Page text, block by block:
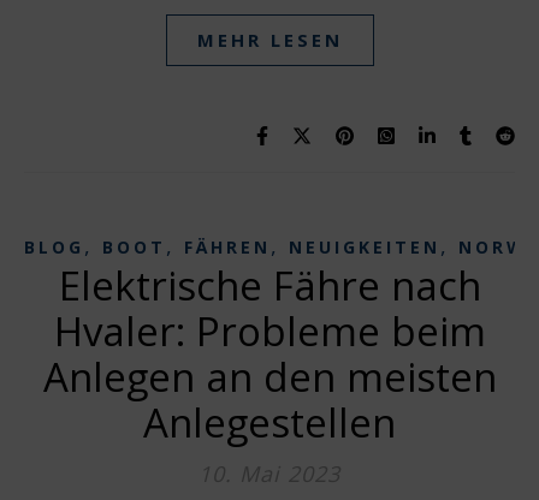
MEHR LESEN
BLOG , BOOT , FÄHREN , NEUIGKEITEN ,
Elektrische Fähre nach
Hvaler: Probleme beim
Anlegen an den meisten
Anlegestellen
10. Mai 2023